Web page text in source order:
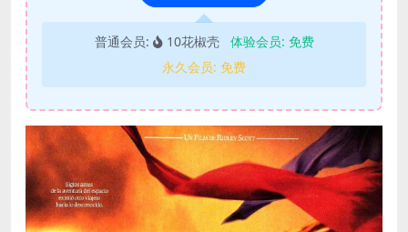
普通会员: 10花椒壳 体验会员: 免费
永久会员: 免费